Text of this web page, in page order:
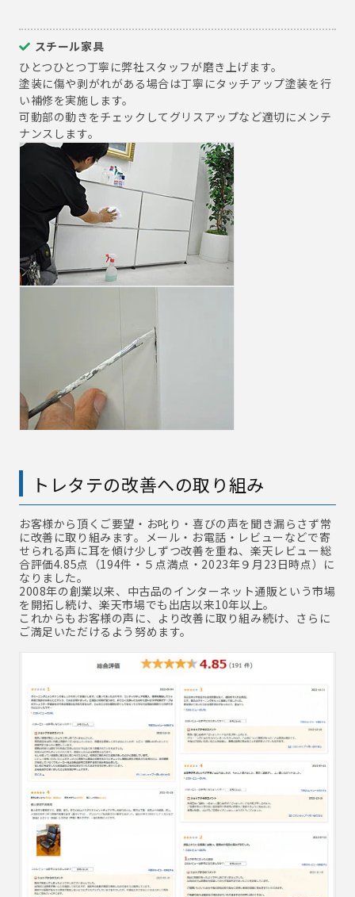
スチール家具
ひとつひとつ丁寧に弊社スタッフが磨き上げます。
塗装に傷や剥がれがある場合は丁寧にタッチアップ塗装を行
い補修を実施します。
可動部の動きをチェックしてグリスアップなど適切にメンテ
ナンスします。
トレタテの改善への取り組み
お客様から頂くご要望・お叱り・喜びの声を聞き漏らさず常
に改善に取り組みます。メール・お電話・レビューなどで寄
せられる声に耳を傾け少しずつ改善を重ね、楽天レビュー総
合評価4.85点（194件・５点満点・2023年９月23日時点）に
なりました。
2008年の創業以来、中古品のインターネット通販という市場
を開拓し続け、楽天市場でも出店以来10年以上。
これからもお客様の声に、より改善に取り組み続け、さらに
ご満足いただけるよう努めます。